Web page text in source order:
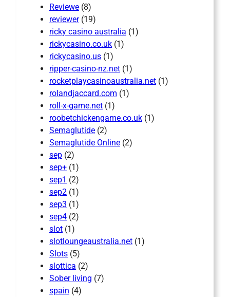
Reviewe (8)
reviewer(19)
ricky casino australia (1)
rickycasino.co.uk (1)
rickycasino.us (1)
ripper-casino-nz.net (1)
rocketplaycasinoaustralia.net (1)
rolandjaccard.com (1)
roll-x-game.net (1)
roobetchickengame.co.uk (1)
Semaglutide (2)
Semaglutide Online (2)
sep (2)
sep+ (1)
sep1 (2)
sep2 (1)
sep3 (1)
sep4 (2)
slot (1)
slotloungeaustralia.net (1)
Slots (5)
slottica (2)
Sober living (7)
spain (4)